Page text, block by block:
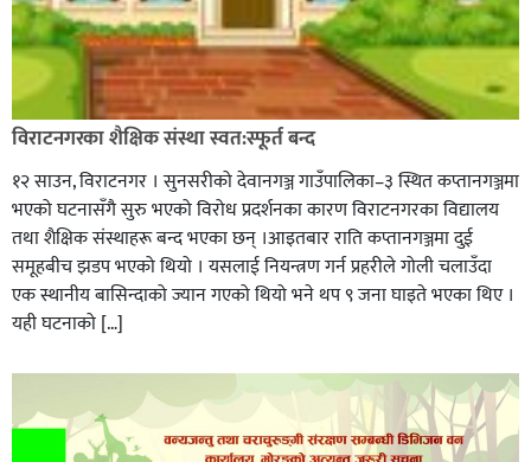
विराटनगरका शैक्षिक संस्था स्वत:स्फूर्त बन्द
१२ साउन, विराटनगर । सुनसरीको देवानगञ्ज गाउँपालिका–३ स्थित कप्तानगञ्जमा
भएको घटनासँगै सुरु भएको विरोध प्रदर्शनका कारण विराटनगरका विद्यालय
तथा शैक्षिक संस्थाहरू बन्द भएका छन् ।आइतबार राति कप्तानगञ्जमा दुई
समूहबीच झडप भएको थियो । यसलाई नियन्त्रण गर्न प्रहरीले गोली चलाउँदा
एक स्थानीय बासिन्दाको ज्यान गएको थियो भने थप ९ जना घाइते भएका थिए ।
यही घटनाको […]